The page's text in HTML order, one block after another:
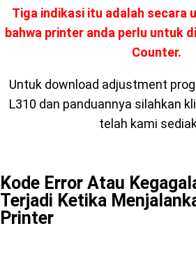
Tiga indikasi itu adalah secara
bahwa printer anda perlu untuk
Counter.
Untuk download adjustment
L310 dan panduannya silahkan
telah kami
Kode Error Atau
Terjadi Ketika
Printer